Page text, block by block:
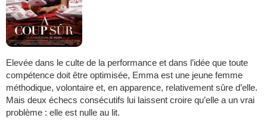
Elevée dans le culte de la performance et dans l’idée que toute
compétence doit être optimisée, Emma est une jeune femme
méthodique, volontaire et, en apparence, relativement sûre d’elle.
Mais deux échecs consécutifs lui laissent croire qu’elle a un vrai
problème : elle est nulle au lit.